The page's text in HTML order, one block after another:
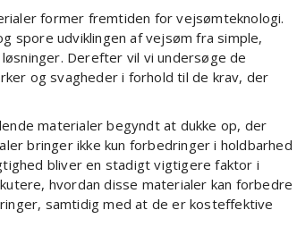
former fremtiden for vejsømteknologi.
spore udviklingen af vejsøm fra simple,
Derefter vil vi undersøge de
og svagheder i forhold til de krav, der
materialer begyndt at dukke op, der
bringer ikke kun forbedringer i holdbarhed
bliver en stadigt vigtigere faktor i
hvordan disse materialer kan forbedre
samtidig med at de er kosteffektive